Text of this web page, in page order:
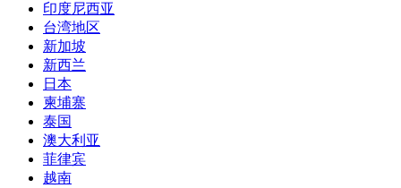
印度尼西亚
台湾地区
新加坡
新西兰
日本
柬埔寨
泰国
澳大利亚
菲律宾
越南